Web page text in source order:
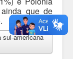
ainda que de
sul-americana